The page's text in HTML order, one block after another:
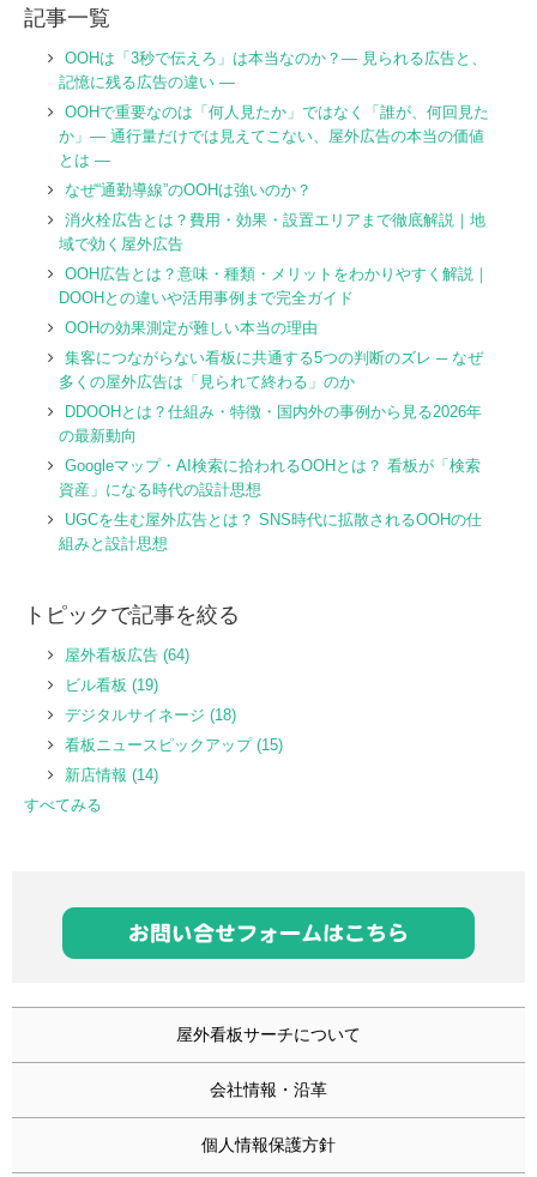
記事一覧
OOHは「3秒で伝えろ」は本当なのか？― 見られる広告と、
記憶に残る広告の違い ―
OOHで重要なのは「何人見たか」ではなく「誰が、何回見た
か」― 通行量だけでは見えてこない、屋外広告の本当の価値
とは ―
なぜ“通勤導線”のOOHは強いのか？
消火栓広告とは？費用・効果・設置エリアまで徹底解説｜地
域で効く屋外広告
OOH広告とは？意味・種類・メリットをわかりやすく解説｜
DOOHとの違いや活用事例まで完全ガイド
OOHの効果測定が難しい本当の理由
集客につながらない看板に共通する5つの判断のズレ ─ なぜ
多くの屋外広告は「見られて終わる」のか
DDOOHとは？仕組み・特徴・国内外の事例から見る2026年
の最新動向
Googleマップ・AI検索に拾われるOOHとは？ 看板が「検索
資産」になる時代の設計思想
UGCを生む屋外広告とは？ SNS時代に拡散されるOOHの仕
組みと設計思想
トピックで記事を絞る
屋外看板広告 (64)
ビル看板 (19)
デジタルサイネージ (18)
看板ニュースピックアップ (15)
新店情報 (14)
すべてみる
屋外看板サーチについて
会社情報・沿革
個人情報保護方針